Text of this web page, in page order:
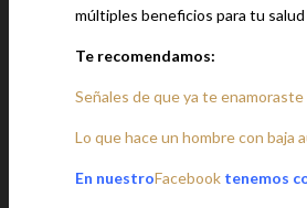
múltiples beneficios para tu
Te recomendamos:
Señales de que ya te
Lo que hace un hombre con baja
En nuestroFacebook tenemos